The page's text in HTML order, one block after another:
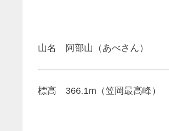
山名 阿部山（あべさん）
標高 366.1m（笠岡最高峰）